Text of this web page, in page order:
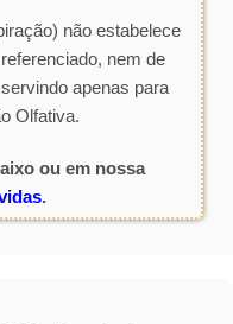
não estabelece
nem de
apenas para
Olfativa.
ou em nossa
.